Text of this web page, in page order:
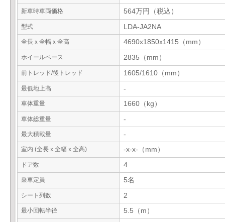
新車時車両価格 564万円（税込）
型式 LDA-JA2NA
全長ｘ全幅ｘ全高 4690x1850x1415（mm）
ホイールベース 2835（mm）
前トレッド/後トレッド 1605/1610（mm）
最低地上高 -
車体重量 1660（kg）
車体総重量 -
最大積載量 -
室内 (全長ｘ全幅ｘ全高) -x-x-（mm）
ドア数 4
乗車定員 5名
シート列数 2
最小回転半径 5.5（m）